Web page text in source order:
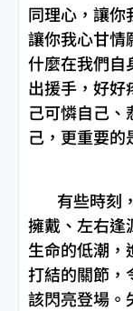
同理心，讓你
讓你我心甘情
什麼在我們自
出援手，好好
己可憐自己、
己，更重要的
有些時刻，
擁戴、左右逢
生命的低潮，
打結的關節，
該閃亮登場。